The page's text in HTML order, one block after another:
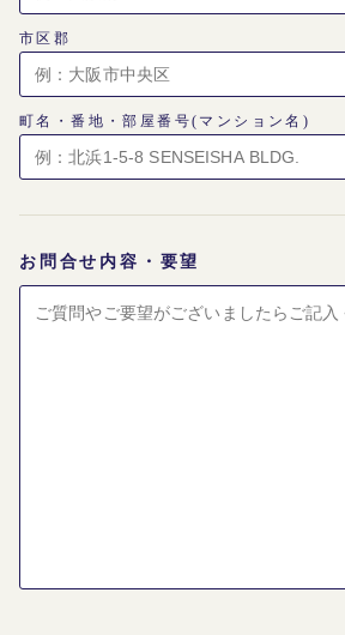
市区郡
町名・番地・部屋番号(マンション名)
お問合せ内容・要望